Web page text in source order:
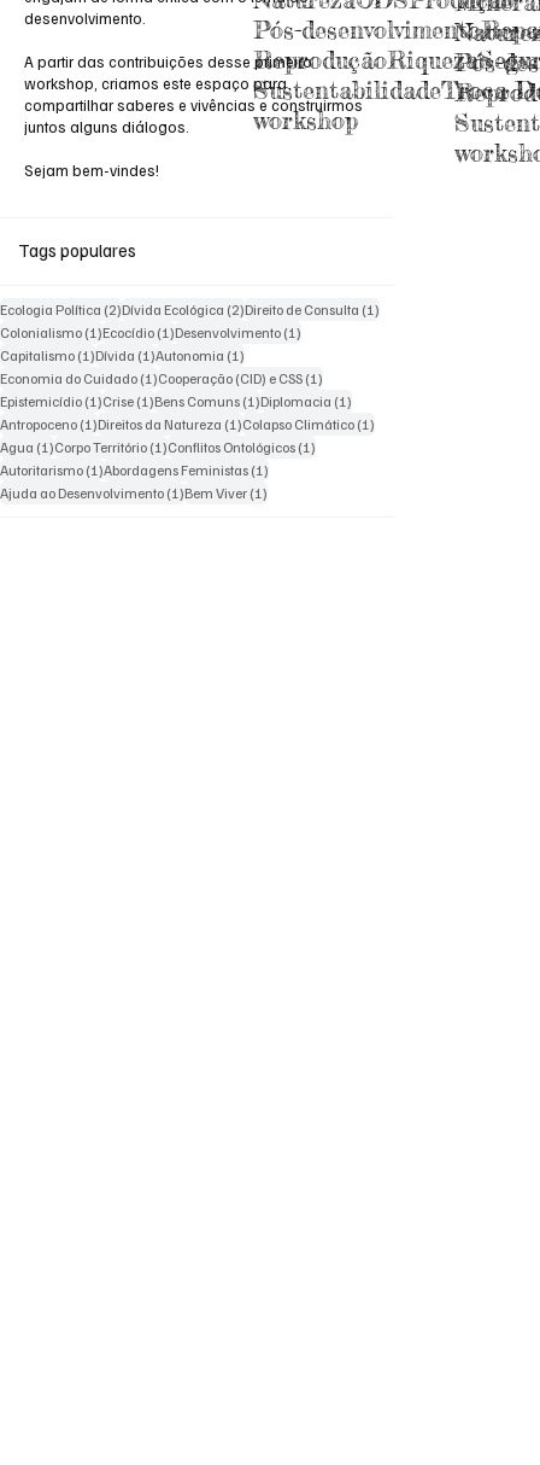
desenvolvimento.
A partir das contribuições desse primeiro
workshop, criamos este espaço para
compartilhar saberes e vivências e construirmos
juntos alguns diálogos.
Sejam bem-vindes!
Tags populares
Ecologia Política (2)2 posts
Dívida Ecológica (2)2 posts
Direito de Consulta (1)
Colonialismo (1)1 post
Ecocídio (1)1 post
Desenvolvimento (1)
Capitalismo (1)1 post
Dívida (1)1 post
Autonomia (1)
Economia do Cuidado (1)1 post
Cooperação (CID) e CSS (1)
Epistemicídio (1)1 post
Crise (1)1 post
Bens Comuns (1)1 post
Diplomacia (1)
Antropoceno (1)1 post
Direitos da Natureza (1)1 post
Colapso Climático (1)
Agua (1)1 post
Corpo Território (1)1 post
Conflitos Ontológicos (1)
Autoritarismo (1)1 post
Abordagens Feministas (1)
Ajuda ao Desenvolvimento (1)1 post
Bem Viver (1)
Pós-desenvolvimento
ReproduçãoRiqueza
SustentabilidadeTroca
workshop
Pós-